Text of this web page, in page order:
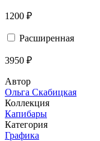
1200 ₽
Расширенная
3950 ₽
Автор
Ольга Скабицкая
Коллекция
Капибары
Категория
Графика